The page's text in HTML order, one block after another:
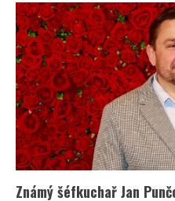
Lucie
Bílá
potěšila
fanoušky
fotografiemi
v
plavkách.
Dovolenou
si
užila
s
muži
jejího
života
Známý šéfkuchař Jan